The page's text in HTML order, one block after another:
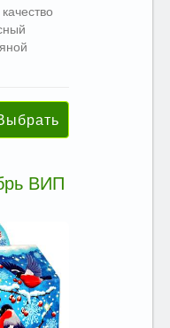
ВИП